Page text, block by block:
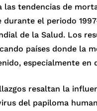
las tendencias de
durante el periodo
de la Salud. Los
países donde la
especialmente en
resaltan la
del papiloma